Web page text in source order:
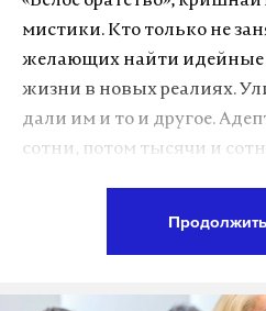
мистики. Кто только не
желающих найти идейные
жизни в новых реалиях.
дали им и то и другое.
сотни, потом тысячи и
Подпишитесь на